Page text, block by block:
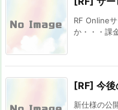
RF Online
か・・・課
[RF] 今後
新仕様の公